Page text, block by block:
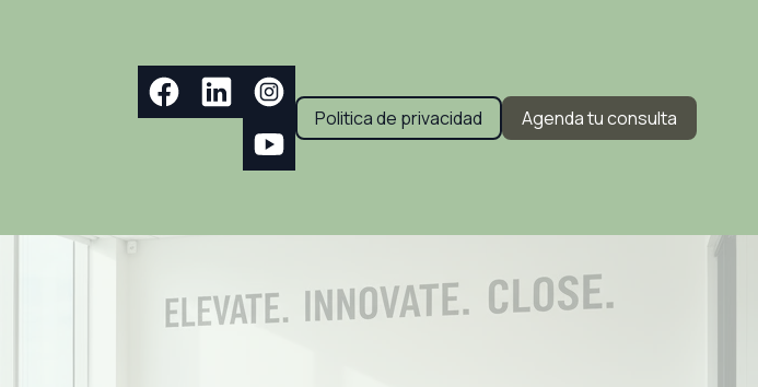
Politica de privacidad Agenda tu consulta